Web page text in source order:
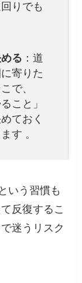
りでも
る ：道
寄りた
で、
こと」
ておく
す 。
いう習慣も
反復するこ
迷うリスク